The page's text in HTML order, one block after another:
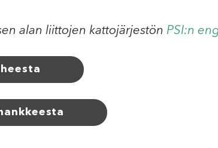
alan liittojen kattojärjestön PSI:n